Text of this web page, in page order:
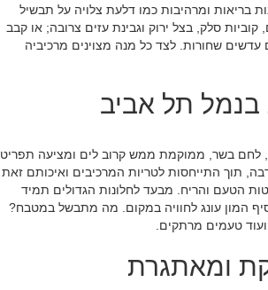
בריאות ומרהיבות כמו דלעת צלויה על תבשיל
קוביות סלק, בצל ירוק וגבינת עזים צרובה; או קבב
עדשים שחורות. לצד כל מנה מצוינים מרכיביה
תל אביב
לחם בשר, ממוקמת ממש קרוב לים ומציעה תפריט
תוך התייחסות לטריות המרכיבים ואיכותם זאת
הטעם והריח. מבעד לחלונות הגדולים תמיד
המון עונג לחוויה במקום. מה מתבשל במטבח?
טעמים מרתקים.
ומאתגרת